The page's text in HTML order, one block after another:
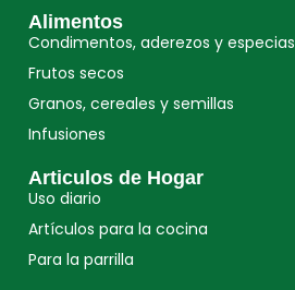
Alimentos
Condimentos, aderezos y especias
Frutos secos
Granos, cereales y semillas
Infusiones
Articulos de Hogar
Uso diario
Artículos para la cocina
Para la parrilla